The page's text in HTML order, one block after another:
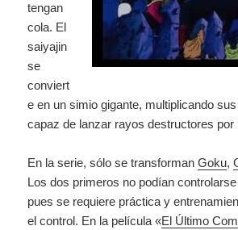
tengan
cola. El
saiyajin
se
conviert
e en un simio gigante, multiplicando
capaz de lanzar rayos destructores por
En la serie, sólo se transformanGoku,
Los dos primeros no podían
pues se requiere práctica y
el control. En la película «El Último